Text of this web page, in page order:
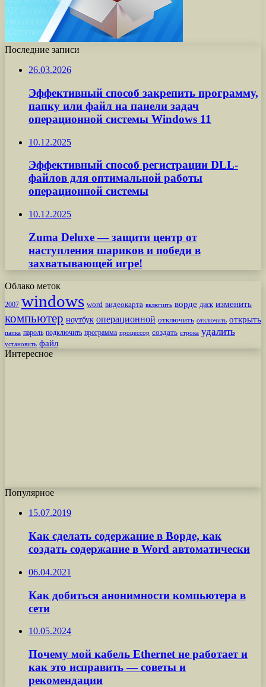
Последние записи
26.03.2026
Эффективный способ закрепить программу,
папку или файл на панели задач
операционной системы Windows 11
10.12.2025
Эффективный способ регистрации DLL-
файлов для оптимальной работы
операционной системы
10.12.2025
Zuma Deluxe — защити центр от
наступления шариков и победи в
захватывающей игре!
Облако меток
2007 windows word видеокарта включить ворде диск изменить
компьютер ноутбук операционной отключить отключить открыть
папка пароль подключить программа процессор создать строка удалить
установить файл
Интересное
Популярное
15.07.2019
Как сделать содержание в Ворде, как
создать содержание в Word автоматически
06.04.2021
Как добиться анонимности компьютера в
сети
10.05.2024
Почему мой кабель Ethernet не работает и
как это исправить — советы и
рекомендации